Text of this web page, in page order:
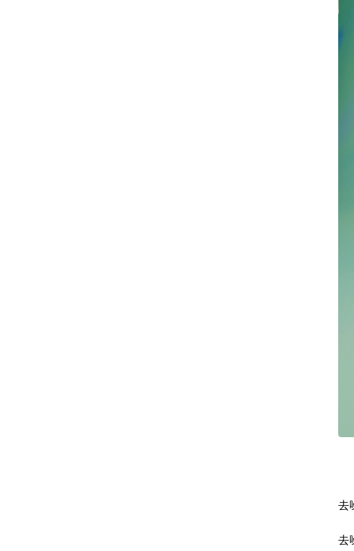
去
去